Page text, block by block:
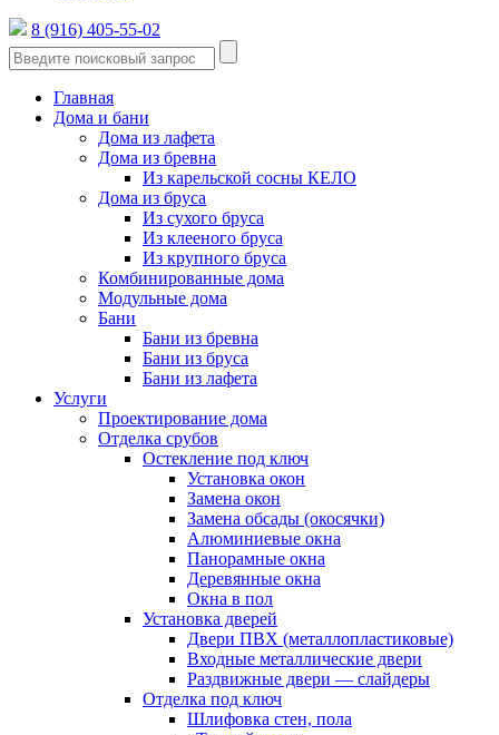
8 (916) 405-55-02
Главная
Дома и бани
Дома из лафета
Дома из бревна
Из карельской сосны КЕЛО
Дома из бруса
Из сухого бруса
Из клееного бруса
Из крупного бруса
Комбинированные дома
Модульные дома
Бани
Бани из бревна
Бани из бруса
Бани из лафета
Услуги
Проектирование дома
Отделка срубов
Остекление под ключ
Установка окон
Замена окон
Замена обсады (окосячки)
Алюминиевые окна
Панорамные окна
Деревянные окна
Окна в пол
Установка дверей
Двери ПВХ (металлопластиковые)
Входные металлические двери
Раздвижные двери — слайдеры
Отделка под ключ
Шлифовка стен, пола